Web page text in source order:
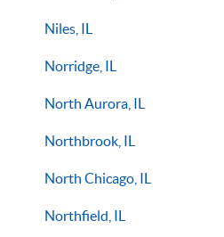
Niles, IL
Norridge, IL
North Aurora, IL
Northbrook, IL
North Chicago, IL
Northfield, IL